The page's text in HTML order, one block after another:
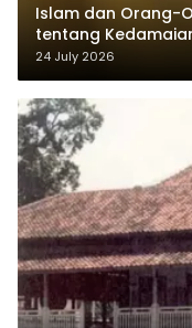
Islam dan Orang-
tentang
dalam Pemikiran
24 July 2026